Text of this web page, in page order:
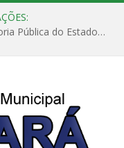
Câmara Municipal de Acará e Defensoria Pública do Estado, promovem Ação Balcão de Direitos